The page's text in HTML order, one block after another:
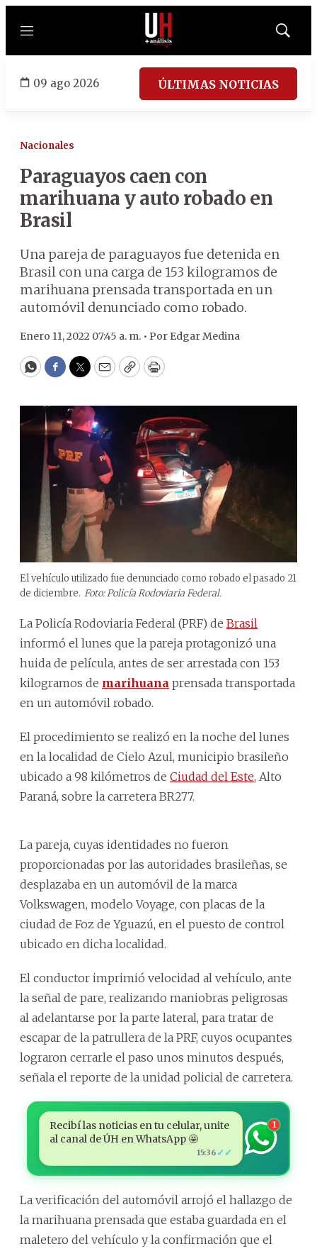
Menú
Mostrar
09 ago 2026 ÚLTIMAS NOTICIAS
Nacionales
Paraguayos caen con
marihuana y auto robado en
Brasil
Una pareja de paraguayos fue detenida en
Brasil con una carga de 153 kilogramos de
marihuana prensada transportada en un
automóvil denunciado como robado.
Enero 11, 2022 07:45 a. m. • Por Edgar Medina
WhatsApp
Facebook
Twitter
EmailCopyPrint
El vehículo utilizado fue denunciado como robado el pasado 21
de diciembre. Foto: Policía Rodoviaria Federal.
La Policía Rodoviaria Federal (PRF) de Brasil
informó el lunes que la pareja protagonizó una
huida de película, antes de ser arrestada con 153
kilogramos de marihuana prensada transportada
en un automóvil robado.
El procedimiento se realizó en la noche del lunes
en la localidad de Cielo Azul, municipio brasileño
ubicado a 98 kilómetros de Ciudad del Este, Alto
Paraná, sobre la carretera BR277.
La pareja, cuyas identidades no fueron
proporcionadas por las autoridades brasileñas, se
desplazaba en un automóvil de la marca
Volkswagen, modelo Voyage, con placas de la
ciudad de Foz de Yguazú, en el puesto de control
ubicado en dicha localidad.
El conductor imprimió velocidad al vehículo, ante
la señal de pare, realizando maniobras peligrosas
al adelantarse por la parte lateral, para tratar de
escapar de la patrullera de la PRF, cuyos ocupantes
lograron cerrarle el paso unos minutos después,
señala el reporte de la unidad policial de carretera.
Recibí las noticias en tu celular, unite
al canal de ÚH en WhatsApp 🤩
15:36 ✓✓
1
La verificación del automóvil arrojó el hallazgo de
la marihuana prensada que estaba guardada en el
maletero del vehículo y la confirmación que el